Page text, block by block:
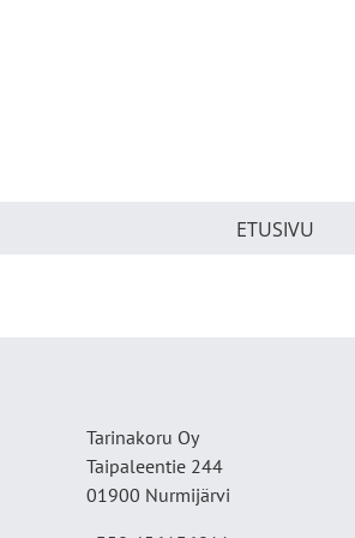
ETUSIVU
Tarinakoru Oy
Taipaleentie 244
01900 Nurmijärvi